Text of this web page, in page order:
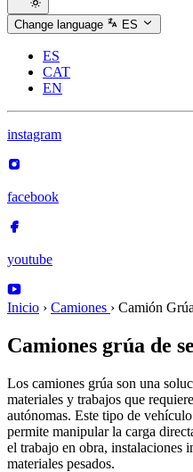
Change language ES
ES
CAT
EN
instagram
facebook
youtube
Inicio › Camiones › Camión Grúa
Camiones grúa de
Los camiones grúa son una
materiales y trabajos que
autónomas. Este tipo de
permite manipular la carga
el trabajo en obra, instalaciones
materiales pesados.